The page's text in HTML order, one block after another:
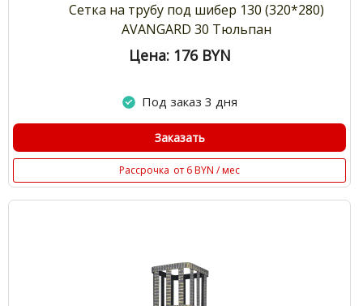
Сетка на трубу под шибер 130 (320*280)
AVANGARD 30 Тюльпан
Цена: 176 BYN
Под заказ 3 дня
Заказать
Рассрочка от 6 BYN / мес